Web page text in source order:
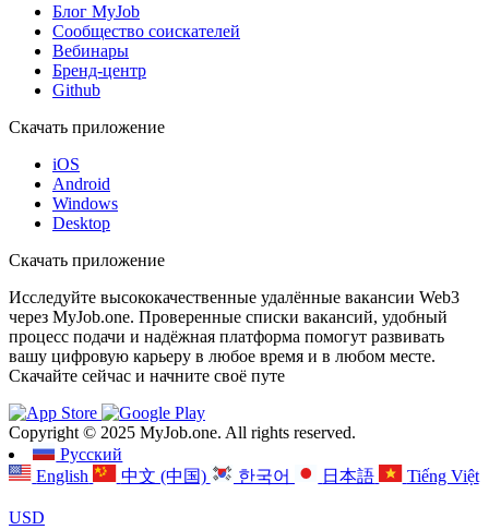
Блог MyJob
Сообщество соискателей
Вебинары
Бренд-центр
Github
Скачать приложение
iOS
Android
Windows
Desktop
Скачать приложение
Исследуйте высококачественные удалённые вакансии Web3
через MyJob.one. Проверенные списки вакансий, удобный
процесс подачи и надёжная платформа помогут развивать
вашу цифровую карьеру в любое время и в любом месте.
Скачайте сейчас и начните своё путе
Copyright © 2025 MyJob.one. All rights reserved.
Русский
English
中文 (中国) 한국어 日本語 Tiếng Việt
USD